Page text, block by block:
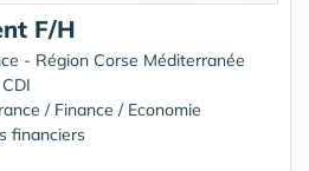
F/H
- Région Corse Méditerranée
/ Finance / Economie
financiers